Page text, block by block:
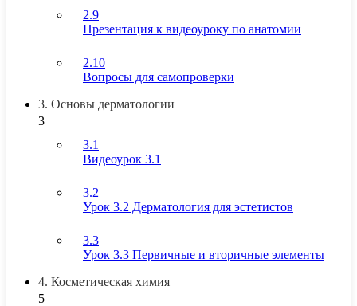
2.9
Презентация к видеоуроку по анатомии
2.10
Вопросы для самопроверки
3. Основы дерматологии
3
3.1
Видеоурок 3.1
3.2
Урок 3.2 Дерматология для эстетистов
3.3
Урок 3.3 Первичные и вторичные элементы
4. Косметическая химия
5